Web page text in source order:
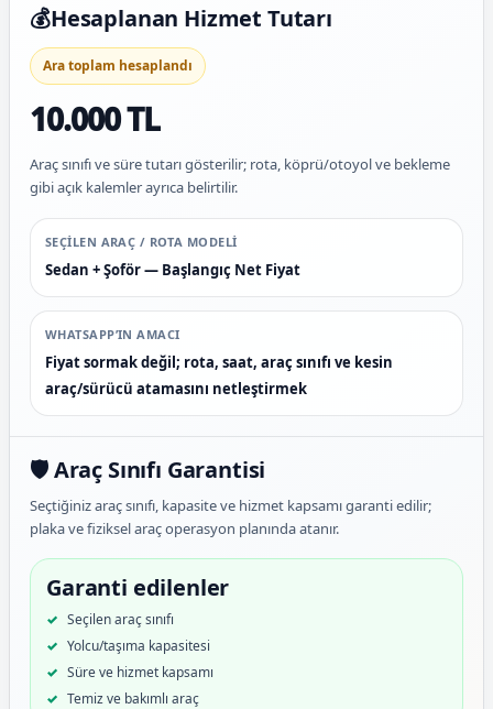
💰Hesaplanan Hizmet Tutarı
Ara toplam hesaplandı
10.000 TL
Araç sınıfı ve süre tutarı gösterilir; rota, köprü/otoyol ve bekleme
gibi açık kalemler ayrıca belirtilir.
SEÇILEN ARAÇ / ROTA MODELI
Sedan + Şoför — Başlangıç Net Fiyat
WHATSAPP’IN AMACI
Fiyat sormak değil; rota, saat, araç sınıfı ve kesin
araç/sürücü atamasını netleştirmek
🛡️ Araç Sınıfı Garantisi
Seçtiğiniz araç sınıfı, kapasite ve hizmet kapsamı garanti edilir;
plaka ve fiziksel araç operasyon planında atanır.
Garanti edilenler
Seçilen araç sınıfı
Yolcu/taşıma kapasitesi
Süre ve hizmet kapsamı
Temiz ve bakımlı araç